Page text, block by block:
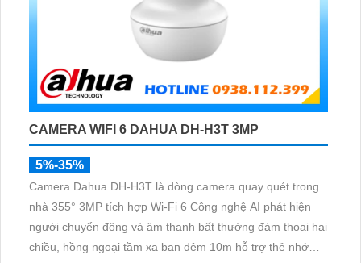
CAMERA WIFI 6 DAHUA DH-H3T 3MP
5%-35%
Camera Dahua DH-H3T là dòng camera quay quét trong
nhà 355° 3MP tích hợp Wi-Fi 6 Công nghệ AI phát hiện
người chuyển động và âm thanh bất thường đàm thoại hai
chiều, hồng ngoại tầm xa ban đêm 10m hỗ trợ thẻ nhớ